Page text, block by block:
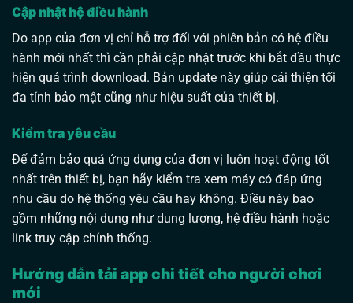
Cập nhật hệ điều hành
Do app của đơn vị chỉ hỗ trợ đối với phiên bản có hệ điều
hành mới nhất thì cần phải cập nhật trước khi bắt đầu thực
hiện quá trình download. Bản update này giúp cải thiện tối
đa tính bảo mật cũng như hiệu suất của thiết bị.
Kiểm tra yêu cầu
Để đảm bảo quá ứng dụng của đơn vị luôn hoạt động tốt
nhất trên thiết bị, bạn hãy kiểm tra xem máy có đáp ứng
nhu cầu do hệ thống yêu cầu hay không. Điều này bao
gồm những nội dung như dung lượng, hệ điều hành hoặc
link truy cập chính thống.
Hướng dẫn tải app chi tiết cho người chơi
mới